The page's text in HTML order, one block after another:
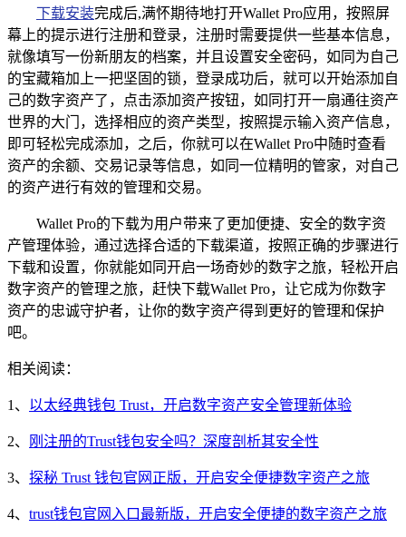
下载安装完成后,满怀期待地打开Wallet Pro应用，按照屏
幕上的提示进行注册和登录，注册时需要提供一些基本信息，
就像填写一份新朋友的档案，并且设置安全密码，如同为自己
的宝藏箱加上一把坚固的锁，登录成功后，就可以开始添加自
己的数字资产了，点击添加资产按钮，如同打开一扇通往资产
世界的大门，选择相应的资产类型，按照提示输入资产信息，
即可轻松完成添加，之后，你就可以在Wallet Pro中随时查看
资产的余额、交易记录等信息，如同一位精明的管家，对自己
的资产进行有效的管理和交易。
Wallet Pro的下载为用户带来了更加便捷、安全的数字资
产管理体验，通过选择合适的下载渠道，按照正确的步骤进行
下载和设置，你就能如同开启一场奇妙的数字之旅，轻松开启
数字资产的管理之旅，赶快下载Wallet Pro，让它成为你数字
资产的忠诚守护者，让你的数字资产得到更好的管理和保护
吧。
相关阅读：
1、 以太经典钱包 Trust，开启数字资产安全管理新体验
2、 刚注册的Trust钱包安全吗？深度剖析其安全性
3、 探秘 Trust 钱包官网正版，开启安全便捷数字资产之旅
4、 trust钱包官网入口最新版，开启安全便捷的数字资产之旅